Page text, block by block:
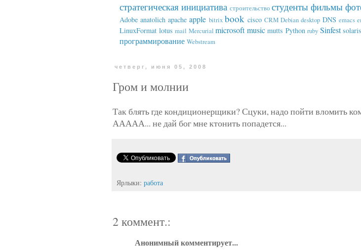
стратегическая инициатива строительство студенты фильмы
Adobe anatolich apache apple bitrix book cisco CRM Debian desktop DNS emacs
LinuxFormat lotus mail Mercurial microsoft music mutts Python ruby Sinfest solaris
программирование Webstream
четверг, июня 05, 2008
Гром и молнии
Так блять где кондиционерщики? Сцуки, надо пойти вломить
ААААА... не дай бог мне ктонить попадется...
Ярлыки: работа
2 коммент.:
Анонимный комментирует...